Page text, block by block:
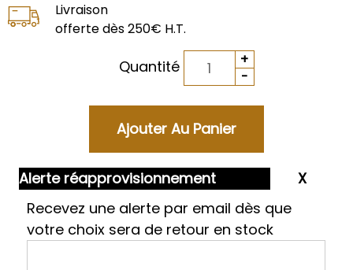
Livraison
offerte dès 250€ H.T.
Quantité
Alerte réapprovisionnement
Recevez une alerte par email dès que
votre choix sera de retour en stock